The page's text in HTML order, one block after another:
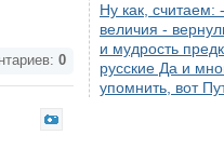
Ну как, считаем:
величия -
и мудрость
русские Да и
упомнить, вот
0